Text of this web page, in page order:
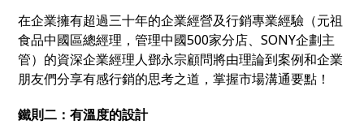
在企業擁有超過三十年的企業經營及行銷專業經驗（元祖
食品中國區總經理，管理中國500家分店、SONY企劃主
管）的資深企業經理人鄧永宗顧問將由理論到案例和企業
朋友們分享有感行銷的思考之道，掌握市場溝通要點！
鐵則二：有溫度的設計